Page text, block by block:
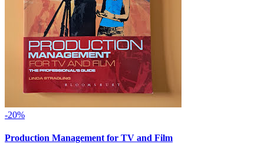
-20%
Production Management for TV and Film